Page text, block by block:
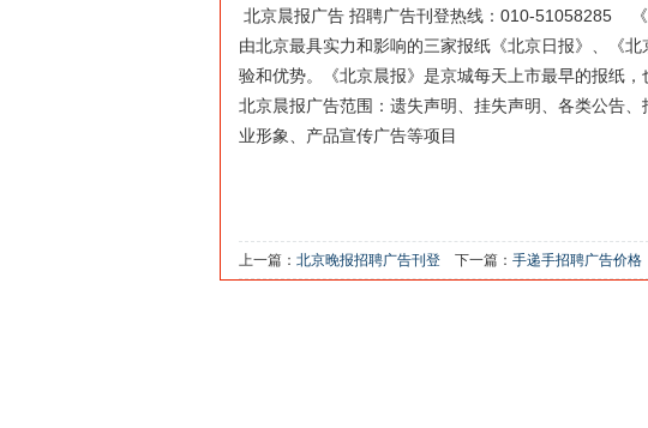
北京晨报广告 招聘广告刊登热线：010-51058285 《
由北京最具实力和影响的三家报纸《北京日报》、《
验和优势。《北京晨报》是京城每天上市最早的报纸，
北京晨报广告范围：遗失声明、挂失声明、各类公告
业形象、产品宣传广告等项目
上一篇： 北京晚报招聘广告刊登 下一篇： 手递手招聘广告价格